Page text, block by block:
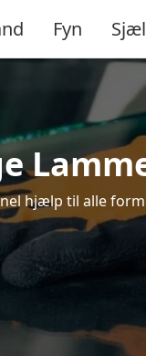
Fyn
hjælp til alle